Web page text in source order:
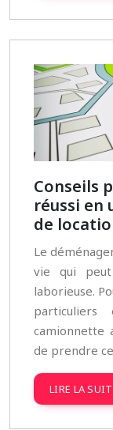
Conseils
réussi en
de
Le
vie qui
laborieuse.
camionnette
de prendre
LIRE LA